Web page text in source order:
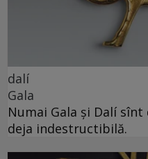
dalí
Gala
Numai Gala și Dalí
deja indestructibilă.